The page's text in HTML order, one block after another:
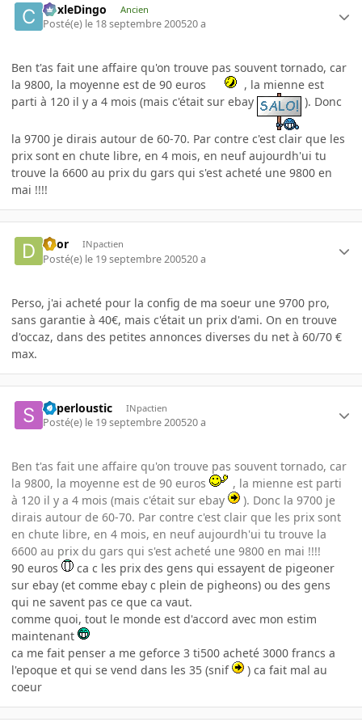
CoxleDingo Ancien
Posté(e) le 18 septembre 200520 a
Ben t'as fait une affaire qu'on trouve pas souvent tornado, car
la 9800, la moyenne est de 90 euros
, la mienne est
parti à 120 il y a 4 mois (mais c'était sur ebay
). Donc
la 9700 je dirais autour de 60-70. Par contre c'est clair que les
prix sont en chute libre, en 4 mois, en neuf aujourdh'ui tu
trouve la 6600 au prix du gars qui s'est acheté une 9800 en
mai !!!!
deor INpactien
Posté(e) le 19 septembre 200520 a
Perso, j'ai acheté pour la config de ma soeur une 9700 pro,
sans garantie à 40€, mais c'était un prix d'ami. On en trouve
d'occaz, dans des petites annonces diverses du net à 60/70 €
max.
Superloustic INpactien
Posté(e) le 19 septembre 200520 a
Ben t'as fait une affaire qu'on trouve pas souvent tornado, car
la 9800, la moyenne est de 90 euros
, la mienne est parti
à 120 il y a 4 mois (mais c'était sur ebay
). Donc la 9700 je
dirais autour de 60-70. Par contre c'est clair que les prix sont
en chute libre, en 4 mois, en neuf aujourdh'ui tu trouve la
6600 au prix du gars qui s'est acheté une 9800 en mai !!!!
90 euros
ca c les prix des gens qui essayent de pigeoner
sur ebay (et comme ebay c plein de pigheons) ou des gens
qui ne savent pas ce que ca vaut.
comme quoi, tout le monde est d'accord avec mon estim
maintenant
ca me fait penser a me geforce 3 ti500 acheté 3000 francs a
l'epoque et qui se vend dans les 35 (snif
) ca fait mal au
coeur